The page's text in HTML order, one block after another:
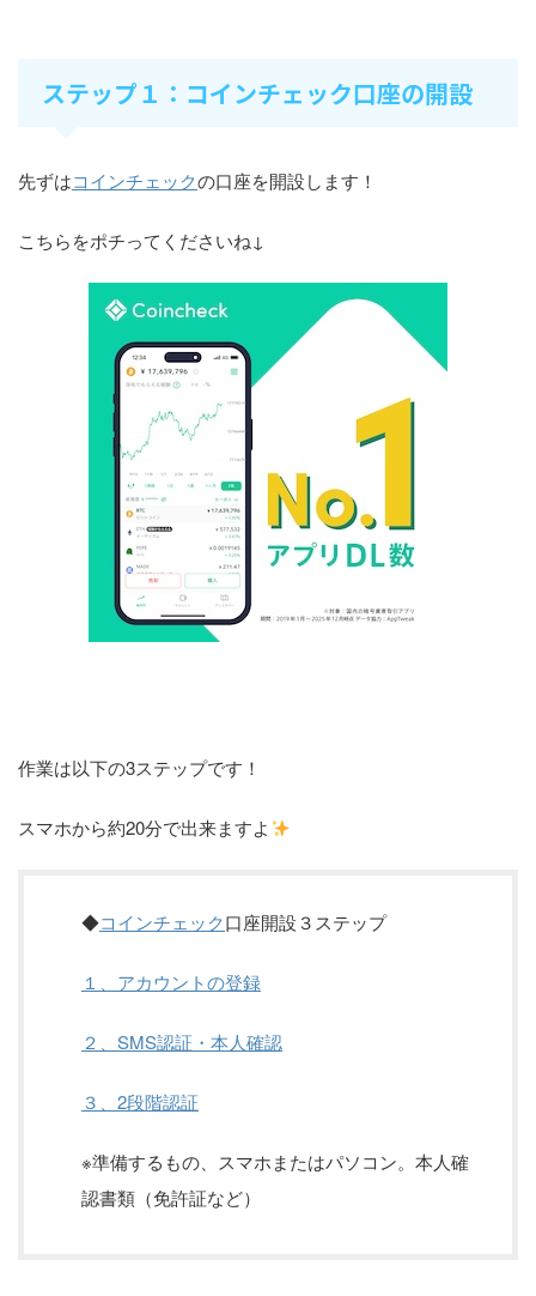
ステップ１：コインチェック口座の開設
先ずはコインチェックの口座を開設します！
こちらをポチってくださいね↓
作業は以下の3ステップです！
スマホから約20分で出来ますよ
◆コインチェック口座開設３ステップ
１、アカウントの登録
２、SMS認証・本人確認
３、2段階認証
※準備するもの、スマホまたはパソコン。本人確
認書類（免許証など）